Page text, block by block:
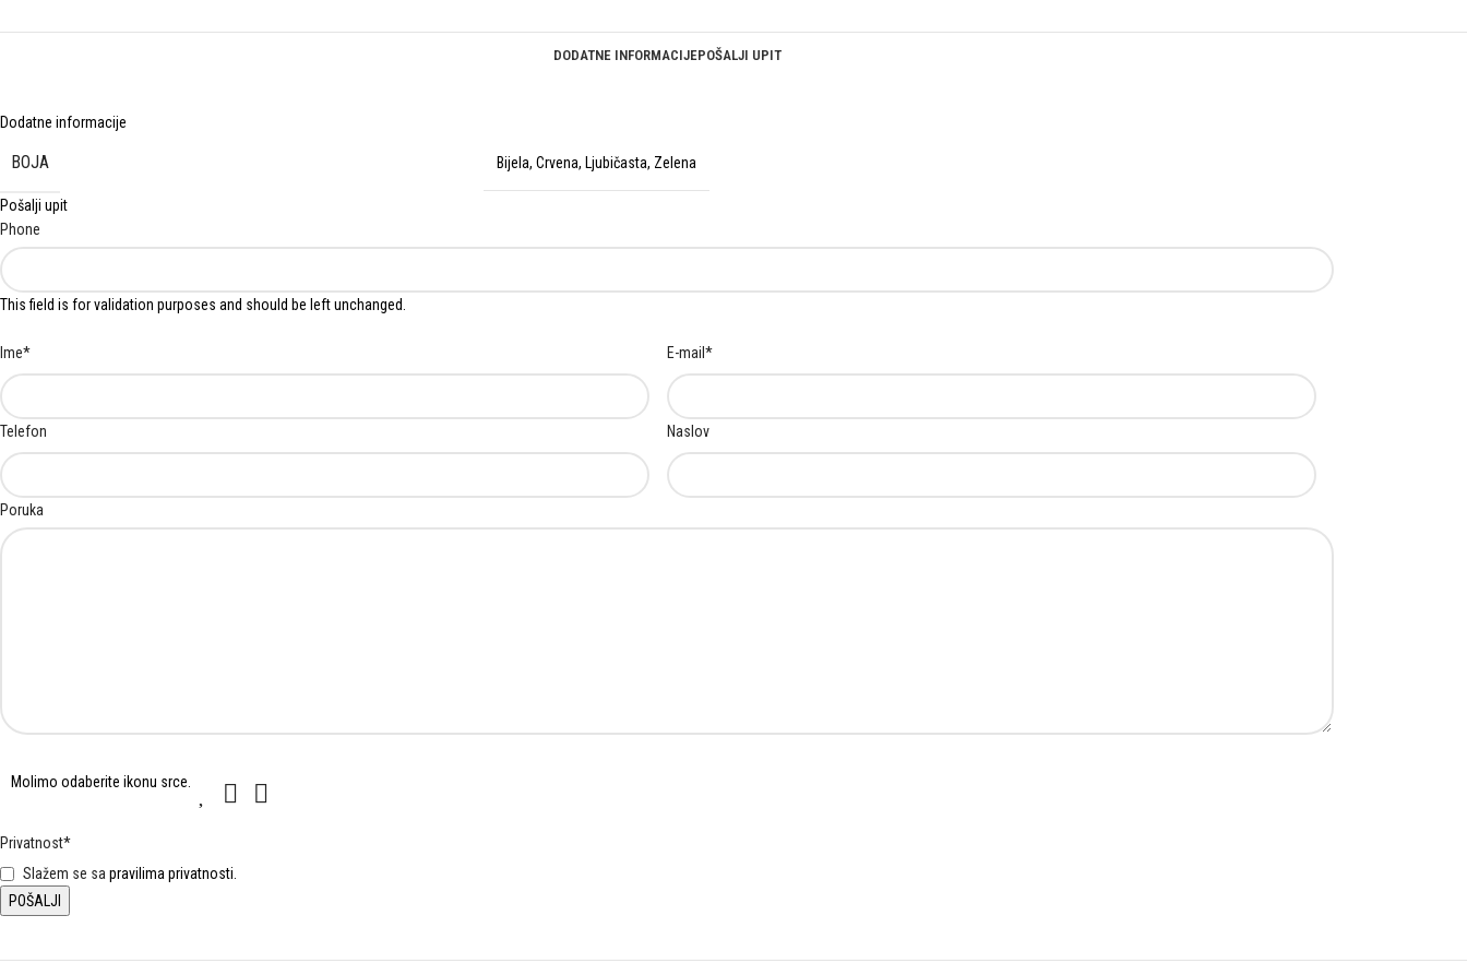
DODATNE INFORMACIJEPOŠALJI UPIT
Dodatne informacije
BOJA Bijela, Crvena, Ljubičasta, Zelena
Pošalji upit
Phone
This field is for validation purposes and should be left unchanged.
Ime* E-mail *
Telefon Naslov
Poruka
Molimo odaberite ikonu srce
Molimo
odaberite
1 2
Privatnost*
Slažem se sapravilima privatnosti.